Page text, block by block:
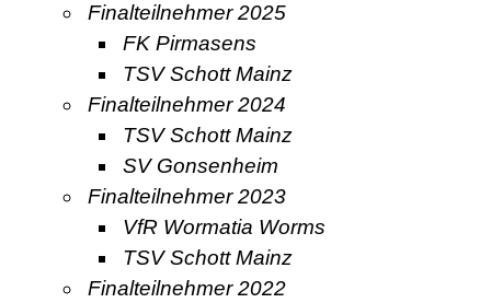
Finalteilnehmer 2025
FK Pirmasens
TSV Schott Mainz
Finalteilnehmer 2024
TSV Schott Mainz
SV Gonsenheim
Finalteilnehmer 2023
VfR Wormatia Worms
TSV Schott Mainz
Finalteilnehmer 2022